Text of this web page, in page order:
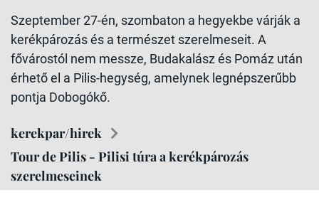
Szeptember 27-én, szombaton a hegyekbe várják a
kerékpározás és a természet szerelmeseit. A
fővárostól nem messze, Budakalász és Pomáz után
érhető el a Pilis-hegység, amelynek legnépszerűbb
pontja Dobogókő.
kerekpar/hirek
Tour de Pilis - Pilisi túra a kerékpározás
szerelmeseinek